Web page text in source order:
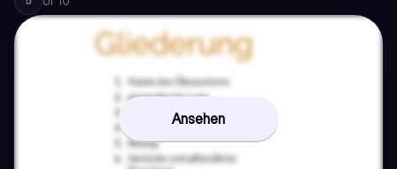
Ansehen